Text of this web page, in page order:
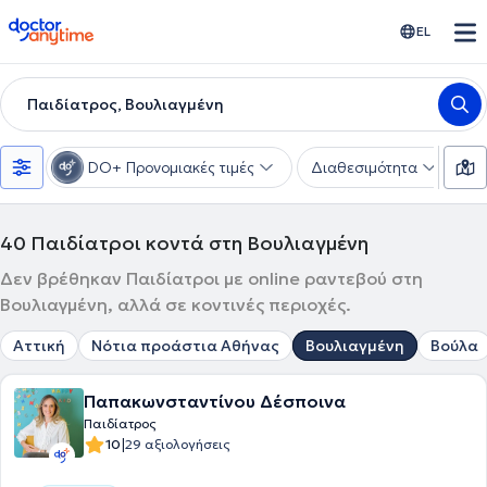
doctoranytime EL
Παιδίατρος, Βουλιαγμένη
DO+ Προνομιακές τιμές Διαθεσιμότητα
40 Παιδίατροι κοντά στη Βουλιαγμένη
Δεν βρέθηκαν Παιδίατροι με online ραντεβού στη
Βουλιαγμένη, αλλά σε κοντινές περιοχές.
Αττική Νότια προάστια Αθήνας Βουλιαγμένη Βούλα
Παπακωνσταντίνου Δέσποινα
Παιδίατρος
10|29 αξιολογήσεις